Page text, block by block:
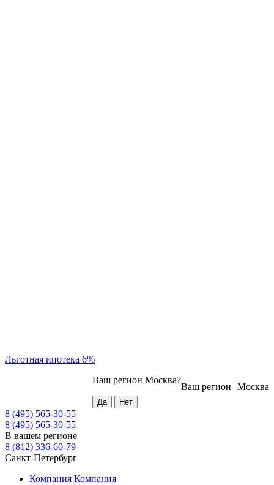
Льготная ипотека 6%
Москва
Ваш регион
Ваш регион Москва?
8 (495) 565-30-55
8 (495) 565-30-55
В вашем регионе
8 (812) 336-60-79
Санкт-Петербург
Компания Компания